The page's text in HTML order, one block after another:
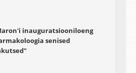
inauguratsiooniloeng
senised